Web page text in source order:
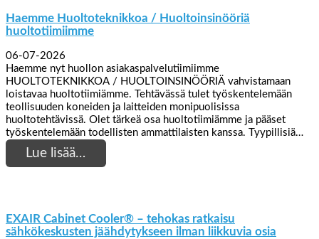
Haemme Huoltoteknikkoa / Huoltoinsinööriä
huoltotiimiimme
06-07-2026
Haemme nyt huollon asiakaspalvelutiimiimme
HUOLTOTEKNIKKOA / HUOLTOINSINÖÖRIÄ vahvistamaan
loistavaa huoltotiimiämme. Tehtävässä tulet työskentelemään
teollisuuden koneiden ja laitteiden monipuolisissa
huoltotehtävissä. Olet tärkeä osa huoltotiimiämme ja pääset
työskentelemään todellisten ammattilaisten kanssa. Tyypillisiä…
Lue lisää…
EXAIR Cabinet Cooler® – tehokas ratkaisu
sähkökeskusten jäähdytykseen ilman liikkuvia osia